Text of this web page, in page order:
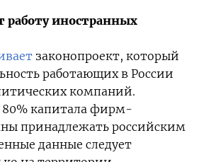
работу иностранных
законопроект, который
работающих в России
компаний.
80% капитала фирм-
принадлежать российским
данные следует